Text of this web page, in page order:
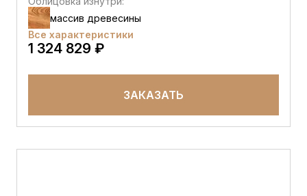
массив древесины
Все характеристики
1 324 829 ₽
ЗАКАЗАТЬ